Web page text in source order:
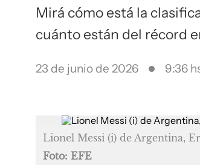
Mirá cómo está la
cuánto están del récord
23 de junio de 2026 9:36
Lionel Messi (i) de Argentina,
Foto: EFE